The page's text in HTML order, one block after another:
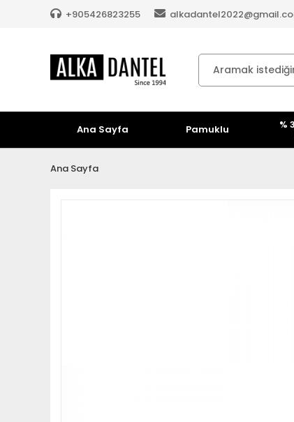
+905426823255
Ana Sayfa Pamuklu %
Ana Sayfa